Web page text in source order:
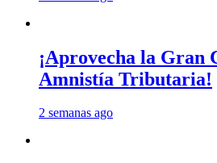
¡Aprovecha la Gran
Amnistía Tributaria!
2 semanas ago